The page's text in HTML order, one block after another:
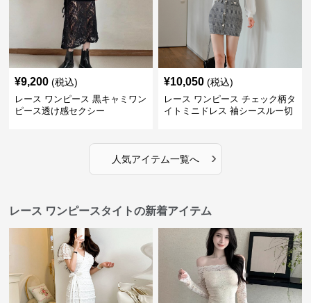
¥9,200 (税込)
レース ワンピース 黒キャミワン
ピース透け感セクシー
¥10,050 (税込)
レース ワンピース チェック柄タ
イトミニドレス 袖シースルー切
人気アイテム一覧へ ›
レース ワンピースタイトの新着アイテム